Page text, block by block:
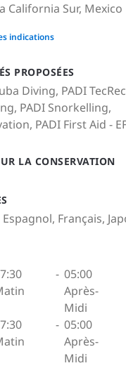
PROPOSÉES
Diving, PADI
PADI Snorkelling,
PADI First Aid -
LA CONSERVATION
Français,
- 05:00
Après-
Midi
- 05:00
Après-
Midi
California Sur, Mexico
indications